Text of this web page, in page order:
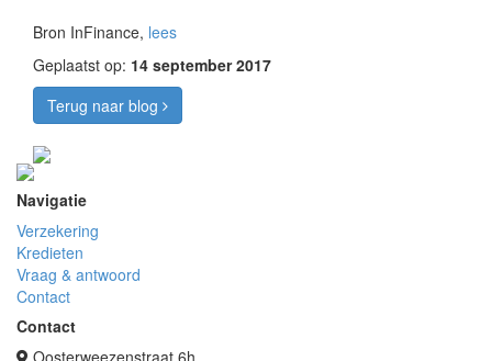
Bron InFinance, lees
Geplaatst op: 14 september 2017
Terug naar blog
Navigatie
Verzekering
Kredieten
Vraag & antwoord
Contact
Contact
Oosterweezenstraat 6h